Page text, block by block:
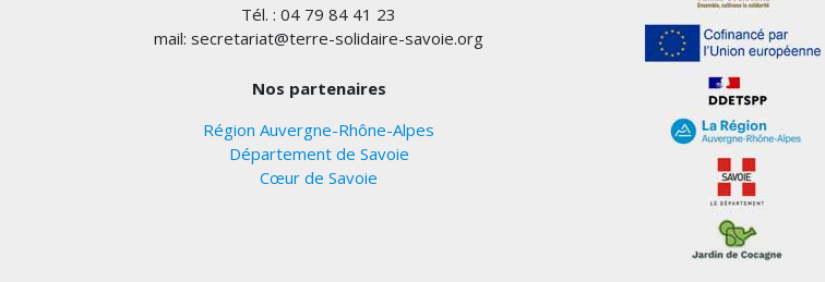
Tél. : 04 79 84 41 23
mail: secretariat@terre-solidaire-savoie.org
Nos partenaires
Région Auvergne-Rhône-Alpes
Département de Savoie
Cœur de Savoie